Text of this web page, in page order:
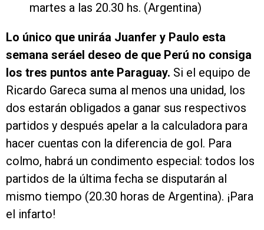
martes a las 20.30 hs. (Argentina)
Lo único que uniráa Juanfer y Paulo esta
semana seráel deseo de que Perú no consiga
los tres puntos ante Paraguay. Si el equipo de
Ricardo Gareca suma al menos una unidad, los
dos estarán obligados a ganar sus respectivos
partidos y después apelar a la calculadora para
hacer cuentas con la diferencia de gol. Para
colmo, habrá un condimento especial: todos los
partidos de la última fecha se disputarán al
mismo tiempo (20.30 horas de Argentina). ¡Para
el infarto!